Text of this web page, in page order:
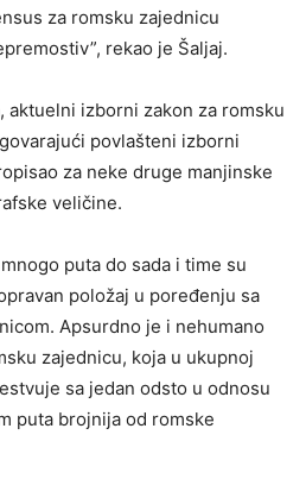
za romsku zajednicu
rekao je Šaljaj.
aktuelni izborni zakon za romsku
povlašteni izborni
za neke druge manjinske
veličine.
puta do sada i time su
položaj u poređenju sa
Apsurdno je i nehumano
zajednicu, koja u ukupnoj
sa jedan odsto u odnosu
puta brojnija od romske